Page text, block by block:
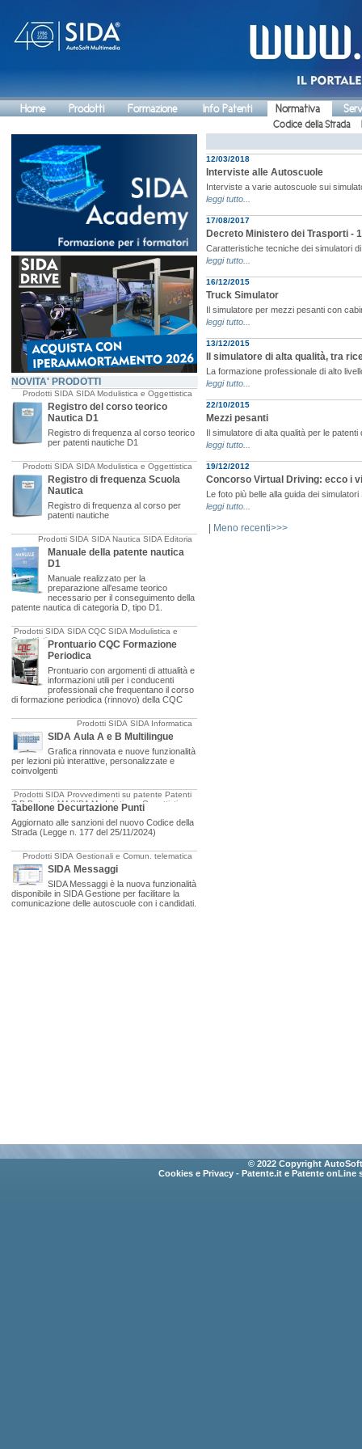
Home Prodotti Formazione Info Patenti Normativa
Codice della Strada
NOVITA' PRODOTTI
Prodotti SIDA SIDA Modulistica e Oggettistica
Registro del corso teorico
Nautica D1
Registro di frequenza al corso teorico
per patenti nautiche D1
Prodotti SIDA SIDA Modulistica e Oggettistica
Registro di frequenza Scuola
Nautica
Registro di frequenza al corso per
patenti nautiche
Prodotti SIDA SIDA Nautica SIDA Editoria
Manuale della patente nautica
D1
Manuale realizzato per la
preparazione all'esame teorico
necessario per il conseguimento della
patente nautica di categoria D, tipo D1.
Prodotti SIDA SIDA CQC SIDA Modulistica e
OggettisticaProntuario CQC Formazione
Periodica
Prontuario con argomenti di attualità e
informazioni utili per i conducenti
professionali che frequentano il corso
di formazione periodica (rinnovo) della CQC
Prodotti SIDA SIDA Informatica
SIDA Aula A e B Multilingue
Grafica rinnovata e nuove funzionalità
per lezioni più interattive, personalizzate e
coinvolgenti
Prodotti SIDA Provvedimenti su patente Patenti
C-D Patenti AM SIDA Modulistica e Oggettistica
Tabellone Decurtazione Punti
Aggiornato alle sanzioni del nuovo Codice della
Strada (Legge n. 177 del 25/11/2024)
Prodotti SIDA Gestionali e Comun. telematica
SIDA Messaggi
SIDA Messaggi è la nuova funzionalità
disponibile in SIDA Gestione per facilitare la
comunicazione delle autoscuole con i candidati.
12/03/2018
Interviste alle Autoscuole
Interviste a varie autoscuole sui
leggi tutto...
17/08/2017
Decreto Ministero dei Trasporti -
Caratteristiche tecniche dei simulatori
leggi tutto...
16/12/2015
Truck Simulator
Il simulatore per mezzi pesanti con
leggi tutto...
13/12/2015
Il simulatore di alta qualità, tra
La formazione professionale di alto
leggi tutto...
22/10/2015
Mezzi pesanti
Il simulatore di alta qualità per le
leggi tutto...
19/12/2012
Concorso Virtual Driving: ecco i
Le foto più belle alla guida dei simulatori
leggi tutto...
Meno recenti>>>
© 2022 Copyright
Cookies e Privacy - Patente.it e Patente onLine